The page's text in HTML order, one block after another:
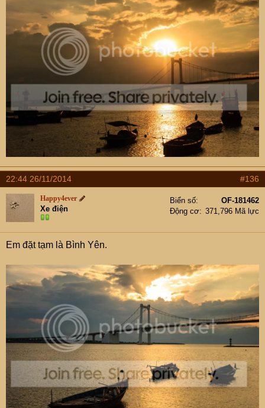
22:44 26/11/2014 #136
Happy4ever
Xe điện
Biển số
OF-181462
Động cơ
371,796 Mã lực
Em đặt tạm là Bình Yên.